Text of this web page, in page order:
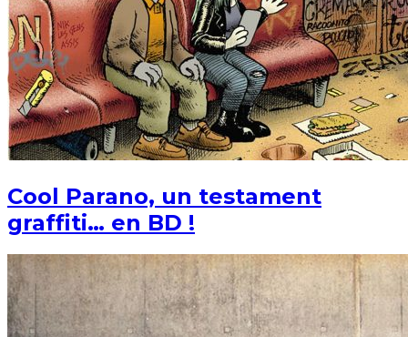
Cool Parano, un testament
graffiti… en BD !